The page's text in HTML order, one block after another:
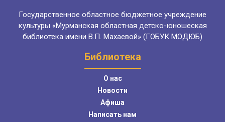
Государственное областное бюджетное учреждение
культуры «Мурманская областная детско-юношеская
библиотека имени В.П. Махаевой» (ГОБУК МОДЮБ)
Библиотека
О нас
Новости
Афиша
Написать нам